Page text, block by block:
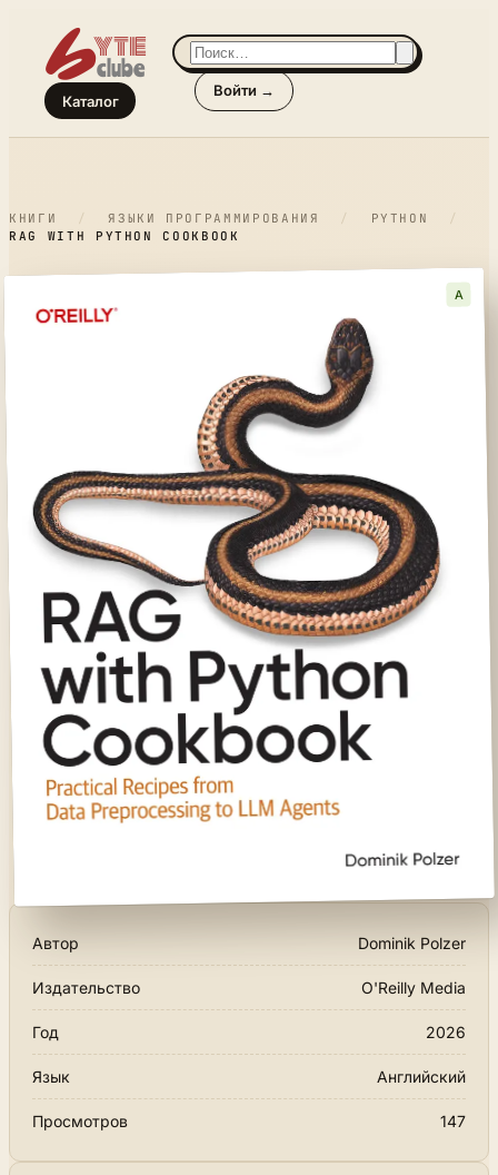
Каталог
Войти →
КНИГИ / ЯЗЫКИ ПРОГРАММИРОВАНИЯ / PYTHON
/
RAG WITH PYTHON COOKBOOK
A
Автор Dominik Polzer
Издательство O'Reilly Media
Год 2026
Язык Английский
Просмотров 147